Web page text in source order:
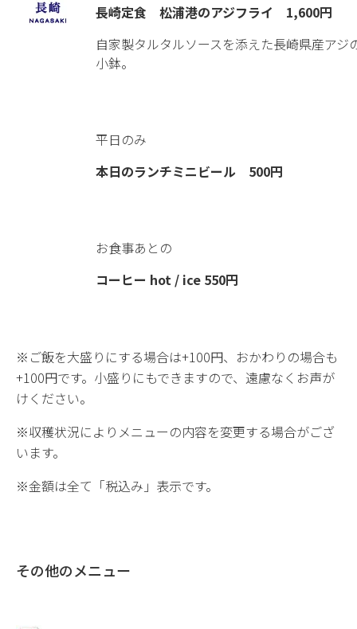
長崎定食 松浦港のアジフライ 1,600円
自家製タルタルソースを添えた長崎県産ア
小鉢。
平日のみ
本日のランチミニビール 500円
お食事あとの
コーヒー hot / ice 550円
※ご飯を大盛りにする場合は+100円、おかわりの場合も
+100円です。小盛りにもできますので、遠慮なくお声が
けください。
※収穫状況によりメニューの内容を変更する場合がござ
います。
※金額は全て「税込み」表示です。
その他のメニュー